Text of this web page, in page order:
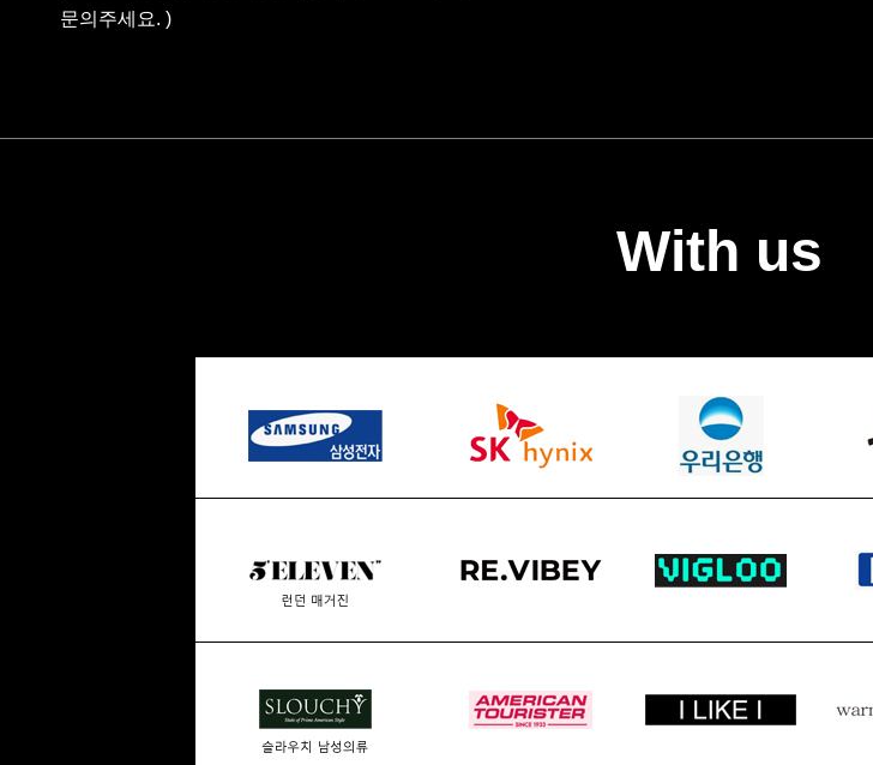
문의주세요. )
With us